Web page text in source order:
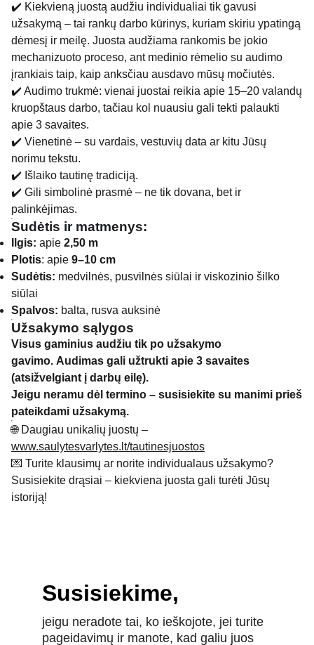
✔️ Kiekvieną juostą audžiu individualiai tik gavusi
užsakymą – tai rankų darbo kūrinys, kuriam skiriu ypatingą
dėmesį ir meilę. Juosta audžiama rankomis be jokio
mechanizuoto proceso, ant medinio rėmelio su audimo
įrankiais taip, kaip anksčiau ausdavo mūsų močiutės.
✔️ Audimo trukmė: vienai juostai reikia apie 15–20 valandų
kruopštaus darbo, tačiau kol nuausiu gali tekti palaukti
apie 3 savaites.
✔️ Vienetinė – su vardais, vestuvių data ar kitu Jūsų
norimu tekstu.
✔️ Išlaiko tautinę tradiciją.
✔️ Gili simbolinė prasmė – ne tik dovana, bet ir
palinkėjimas.
Sudėtis ir matmenys:
Ilgis: apie 2,50 m
Plotis: apie 9–10 cm
Sudėtis: medvilnės, pusvilnės siūlai ir viskozinio šilko
siūlai
Spalvos: balta, rusva auksinė
Užsakymo sąlygos
Visus gaminius audžiu tik po užsakymo
gavimo. Audimas gali užtrukti apie 3 savaites
(atsižvelgiant į darbų eilę).
Jeigu neramu dėl termino – susisiekite su manimi prieš
pateikdami užsakymą.
🌐 Daugiau unikalių juostų –
www.saulytesvarlytes.lt/tautinesjuostos
💌 Turite klausimų ar norite individualaus užsakymo?
Susisiekite drąsiai – kiekviena juosta gali turėti Jūsų
istoriją!
Susisiekime,
jeigu neradote tai, ko ieškojote, jei turite
pageidavimų ir manote, kad galiu juos